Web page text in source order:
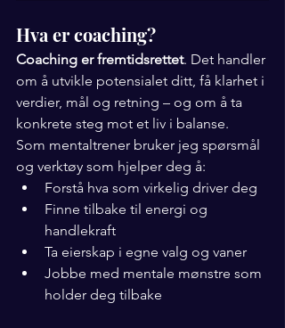
Hva er coaching?
Coaching er fremtidsrettet. Det handler
om å utvikle potensialet ditt, få klarhet i
verdier, mål og retning – og om å ta
konkrete steg mot et liv i balanse.
Som mentaltrener bruker jeg spørsmål
og verktøy som hjelper deg å:
Forstå hva som virkelig driver deg
Finne tilbake til energi og
handlekraft
Ta eierskap i egne valg og vaner
Jobbe med mentale mønstre som
holder deg tilbake